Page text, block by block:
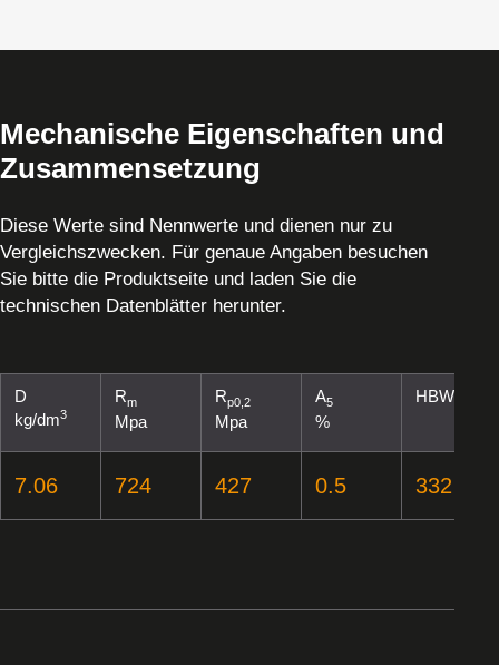
Mechanische Eigenschaften und
Zusammensetzung
Diese Werte sind Nennwerte und dienen nur zu
Vergleichszwecken. Für genaue Angaben besuchen
Sie bitte die Produktseite und laden Sie die
technischen Datenblätter herunter.
D
kg/dm3
Rm
Mpa
Rp0,2
Mpa
A5
%
HBW
7.06 724 427 0.5 332